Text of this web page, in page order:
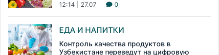
12:14 | 27.07 0
ЕДА И НАПИТКИ
Контроль качества продуктов в
Узбекистане переведут на цифровую